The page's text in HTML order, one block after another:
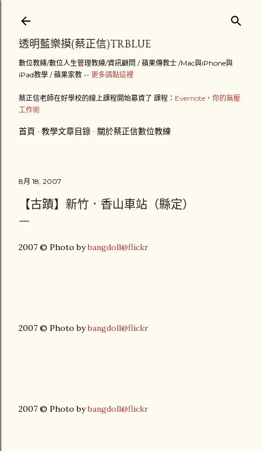
透明藍樂摸(蔡正信)TRBLUE
數位教練/數位人生管理教練/資訊顧問 / 蘋果傳教士 /Mac與iPhone與
iPad教學 / 蘋果家教 -- 更多請點這裡
蔡正信老師在好學校的線上課程開始募資了 課程： Evernote，你的無壓
工作術
首頁 教學文章目錄 關於蔡正信數位教練
8月 18, 2007
【古蹟】新竹．香山車站（縣定）
2007 © Photo bybangdoll@flickr
2007 © Photo bybangdoll@flickr
2007 © Photo bybangdoll@flickr